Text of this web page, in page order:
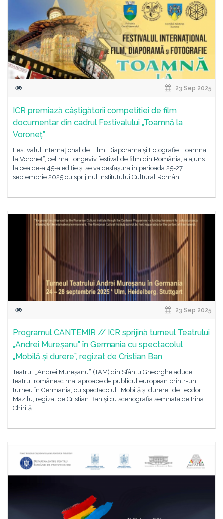
23 Sep 2025
ICR premiază câștigătorii competiției de film
documentar din cadrul Festivalului „Toamnă la
Voroneț”
Festivalul Internațional de Film, Diaporamă și Fotografie „Toamnă
la Voroneț”, cel mai longeviv festival de film din România, a ajuns
la cea de-a 45-a ediție și se va desfășura în perioada 25-27
septembrie 2025 cu sprijinul Institutului Cultural Român.
23 Sep 2025
Programul CANTEMIR // ICR sprijină turneul Teatrului
„Andrei Mureșanu” în Germania cu spectacolul
„Mobilă și durere”, regizat de Cristian Ban
Teatrul „Andrei Mureșanu” (TAM) din Sfântu Gheorghe aduce
teatrul românesc mai aproape de publicul european printr-un
turneu în Germania, cu spectacolul „Mobilă și durere” de Teodor
Mazilu, regizat de Cristian Ban și cu scenografia semnată de Irina
Chirilă.